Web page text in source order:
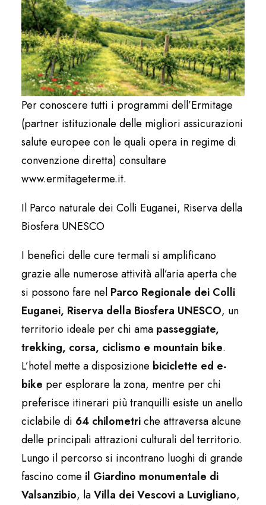
Per conoscere tutti i programmi dell’Ermitage
(partner istituzionale delle migliori assicurazioni
salute europee con le quali opera in regime di
convenzione diretta) consultare
www.ermitageterme.it.
Il Parco naturale dei Colli Euganei, Riserva della
Biosfera UNESCO
I benefici delle cure termali si amplificano
grazie alle numerose attività all’aria aperta che
si possono fare nel Parco Regionale dei Colli
Euganei, Riserva della Biosfera UNESCO, un
territorio ideale per chi ama passeggiate,
trekking, corsa, ciclismo e mountain bike.
L’hotel mette a disposizione biciclette ed e-
bike per esplorare la zona, mentre per chi
preferisce itinerari più tranquilli esiste un anello
ciclabile di 64 chilometriche attraversa alcune
delle principali attrazioni culturali del territorio.
Lungo il percorso si incontrano luoghi di grande
fascino come il Giardino monumentale di
Valsanzibio, laVilla dei Vescovi a Luvigliano,